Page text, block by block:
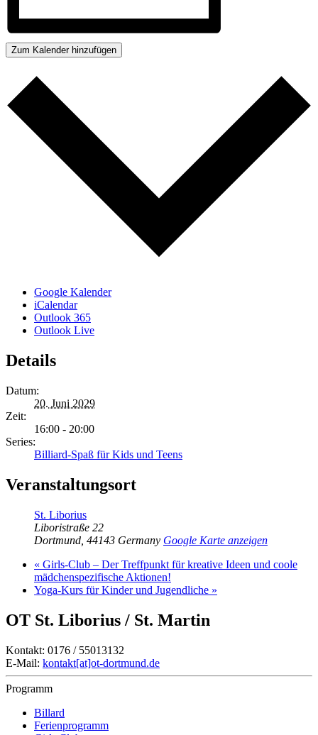
Zum Kalender hinzufügen
Google Kalender
iCalendar
Outlook 365
Outlook Live
Details
Datum:
20. Juni 2029
Zeit:
16:00 - 20:00
Series:
Billiard-Spaß für Kids und Teens
Veranstaltungsort
St. Liborius
Liboristraße 22
Dortmund 44143 Germany Google Karte anzeigen
« Girls-Club – Der Treffpunkt für kreative Ideen und coole
mädchenspezifische Aktionen!
Yoga-Kurs für Kinder und Jugendliche »
OT St. Liborius / St. Martin
Kontakt: 0176 / 55013132
E-Mail: kontakt[at]ot-dortmund.de
Programm
Billard
Ferienprogramm